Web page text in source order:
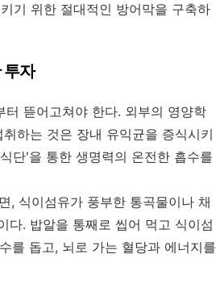
기 위한 절대적인 방어막을 구축하
투자
뜯어고쳐야 한다. 외부의 영양학
하는 것은 장내 유익균을 증식시키
단'을 통한 생명력의 온전한 흡수를
, 식이섬유가 풍부한 통곡물이나 채
다. 밥알을 통째로 씹어 먹고 식이섬
를 돕고, 뇌로 가는 혈당과 에너지를